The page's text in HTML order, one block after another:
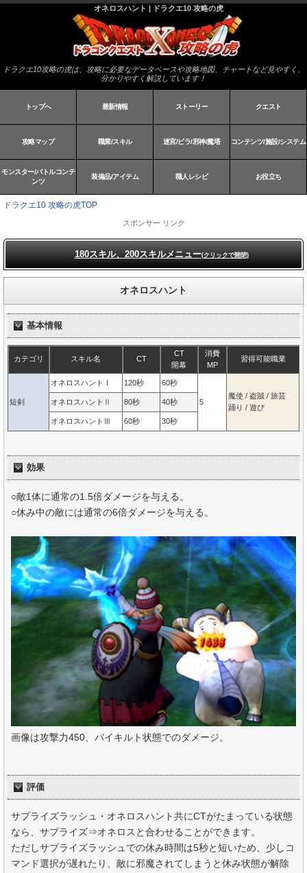
オネロスハント | ドラクエ10 攻略の虎
ドラクエ10攻略の虎は、攻略に必要なデータベースや攻略地図、チャートなど見やすく、
分かりやすく解説しています！
トップへ 最新情報 ストーリー クエスト
攻略マップ 職業/スキル 迷宮/ピラ/邪神/魔塔 コンテンツ/施設/システム
モンスター/バトルコンテ
ンツ
装備品/アイテム 職人レシピ お役立ち
ドラクエ10 攻略の虎TOP
スポンサー リンク
180スキル、200スキルメニュー(クリックで開閉)
オネロスハント
基本情報
カテゴリ スキル名 CT
CT
開幕
消費
MP
習得可能職業
短剣
オネロスハントⅠ 120秒 60秒
5
魔使 / 盗賊 / 旅芸
踊り / 遊び
オネロスハントⅡ 80秒 40秒
オネロスハントⅢ 60秒 30秒
効果
○敵1体に通常の1.5倍ダメージを与える。
○休み中の敵には通常の6倍ダメージを与える。
画像は攻撃力450、バイキルト状態でのダメージ。
評価
サプライズラッシュ・オネロスハント共にCTがたまっている状態
なら、サプライズ⇒オネロスと合わせることができます。
ただしサプライズラッシュでの休み時間は5秒と短いため、少しコ
マンド選択が遅れたり、敵に邪魔されてしまうと休み状態が解除